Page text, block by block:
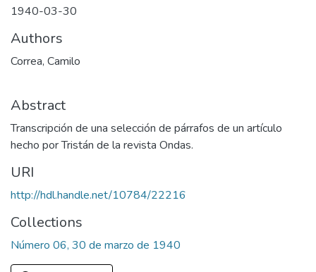
1940-03-30
Authors
Correa, Camilo
Abstract
Transcripción de una selección de párrafos de un artículo
hecho por Tristán de la revista Ondas.
URI
http://hdl.handle.net/10784/22216
Collections
Número 06, 30 de marzo de 1940